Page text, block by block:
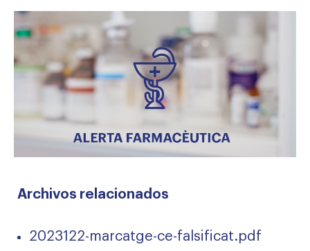
Archivos relacionados
2023122-marcatge-ce-falsificat.pdf